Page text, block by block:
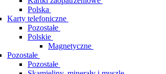
Polska
Karty telefoniczne
Pozostałe
Polskie
Magnetyczne
Pozostałe
Pozostałe